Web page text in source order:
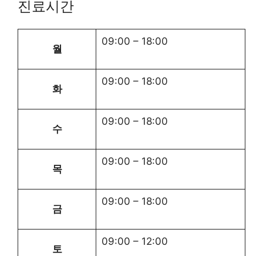
진료시간
월
09:00 – 18:00
화
09:00 – 18:00
수
09:00 – 18:00
목
09:00 – 18:00
금
09:00 – 18:00
토
09:00 – 12:00